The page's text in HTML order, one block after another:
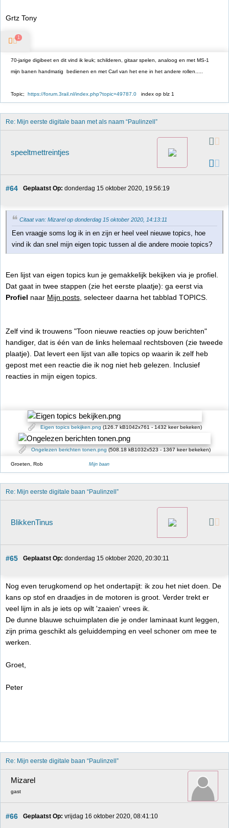
Grtz Tony
1
70-jarige digibeet en dit vind ik leuk; schilderen, gitaar spelen, analoog en met MS-1
mijn banen handmatig bedienen en met Carl van het ene in het andere rollen.....
Topic; https://forum.3rail.nl/index.php?topic=49787.0 index op blz 1
Re: Mijn eerste digitale baan met als naam “Paulinzell”
speeltmettreintjes
#64 Geplaatst Op: donderdag 15 oktober 2020, 19:56:19
Citaat van: Mizarel op donderdag 15 oktober 2020, 14:13:11
Een vraagje soms log ik in en zijn er heel veel nieuwe topics, hoe
vind ik dan snel mijn eigen topic tussen al die andere mooie topics?
Een lijst van eigen topics kun je gemakkelijk bekijken via je profiel.
Dat gaat in twee stappen (zie het eerste plaatje): ga eerst via
Profiel naar Mijn posts , selecteer daarna het tabblad TOPICS.
Zelf vind ik trouwens "Toon nieuwe reacties op jouw berichten"
handiger, dat is één van de links helemaal rechtsboven (zie tweede
plaatje). Dat levert een lijst van alle topics op waarin ik zelf heb
gepost met een reactie die ik nog niet heb gelezen. Inclusief
reacties in mijn eigen topics.
Eigen topics bekijken.png(126.7 kB1042x761 - 1432 keer bekeken)
Ongelezen berichten tonen.png (508.18 kB1032x523 - 1367 keer bekeken)
Groeten, Rob Mijn baan
Re: Mijn eerste digitale baan “Paulinzell”
BlikkenTinus
#65 Geplaatst Op: donderdag 15 oktober 2020, 20:30:11
Nog even terugkomend op het ondertapijt: ik zou het niet doen. De
kans op stof en draadjes in de motoren is groot. Verder trekt er
veel lijm in als je iets op wilt 'zaaien' vrees ik.
De dunne blauwe schuimplaten die je onder laminaat kunt leggen,
zijn prima geschikt als geluiddemping en veel schoner om mee te
werken.
Groet,
Peter
Re: Mijn eerste digitale baan “Paulinzell”
Mizarel
gast
#66 Geplaatst Op: vrijdag 16 oktober 2020, 08:41:10